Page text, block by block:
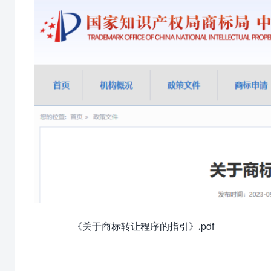
《关于商标转让程序的指引》.pdf